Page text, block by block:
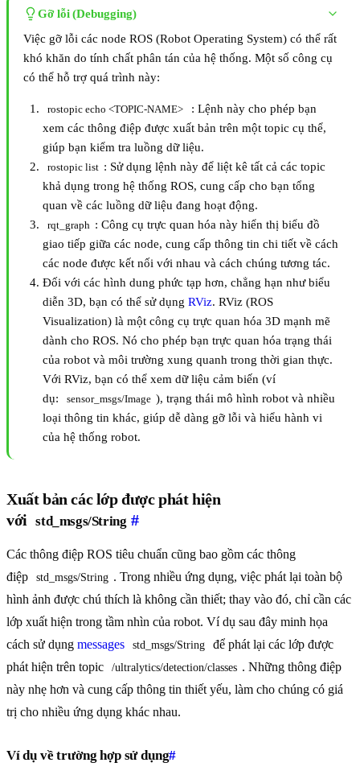
Gỡ lỗi (Debugging)
Việc gỡ lỗi các node ROS (Robot Operating System) có thể rất
khó khăn do tính chất phân tán của hệ thống. Một số công cụ
có thể hỗ trợ quá trình này:
rostopic echo <TOPIC-NAME>
: Lệnh này cho phép bạn
xem các thông điệp được xuất bản trên một topic cụ thể,
giúp bạn kiểm tra luồng dữ liệu.
rostopic list : Sử dụng lệnh này để liệt kê tất cả các topic
khả dụng trong hệ thống ROS, cung cấp cho bạn tổng
quan về các luồng dữ liệu đang hoạt động.
rqt_graph : Công cụ trực quan hóa này hiển thị biểu đồ
giao tiếp giữa các node, cung cấp thông tin chi tiết về cách
các node được kết nối với nhau và cách chúng tương tác.
Đối với các hình dung phức tạp hơn, chẳng hạn như biểu
diễn 3D, bạn có thể sử dụng RViz. RViz (ROS
Visualization) là một công cụ trực quan hóa 3D mạnh mẽ
dành cho ROS. Nó cho phép bạn trực quan hóa trạng thái
của robot và môi trường xung quanh trong thời gian thực.
Với RViz, bạn có thể xem dữ liệu cảm biến (ví
dụ:
sensor_msgs/Image ), trạng thái mô hình robot và nhiều
loại thông tin khác, giúp dễ dàng gỡ lỗi và hiểu hành vi
của hệ thống robot.
Xuất bản các lớp được phát hiện
với
std_msgs/String #
Các thông điệp ROS tiêu chuẩn cũng bao gồm các thông
điệp
std_msgs/String . Trong nhiều ứng dụng, việc phát lại toàn bộ
hình ảnh được chú thích là không cần thiết; thay vào đó, chỉ cần các
lớp xuất hiện trong tầm nhìn của robot. Ví dụ sau đây minh họa
cách sử dụng messages std_msgs/String
để phát lại các lớp được
phát hiện trên topic
/ultralytics/detection/classes . Những thông điệp
này nhẹ hơn và cung cấp thông tin thiết yếu, làm cho chúng có giá
trị cho nhiều ứng dụng khác nhau.
Ví dụ về trường hợp sử dụng#